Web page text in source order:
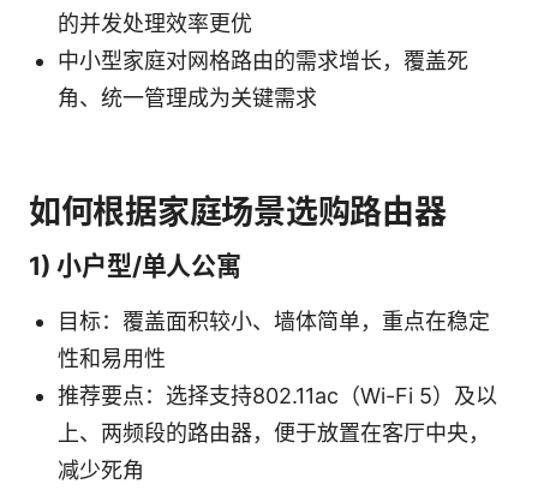
的并发处理效率更优
中小型家庭对网格路由的需求增长，覆盖死
角、统一管理成为关键需求
如何根据家庭场景选购路由器
1) 小户型/单人公寓
目标：覆盖面积较小、墙体简单，重点在稳定
性和易用性
推荐要点：选择支持802.11ac（Wi-Fi 5）及以
上、两频段的路由器，便于放置在客厅中央，
减少死角